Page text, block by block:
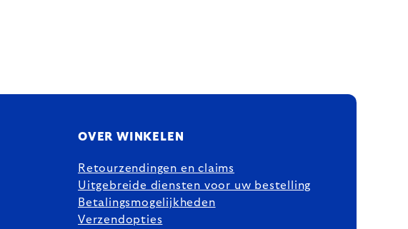
OVER WINKELEN
Retourzendingen en claims
Uitgebreide diensten voor uw bestelling
Betalingsmogelijkheden
Verzendopties